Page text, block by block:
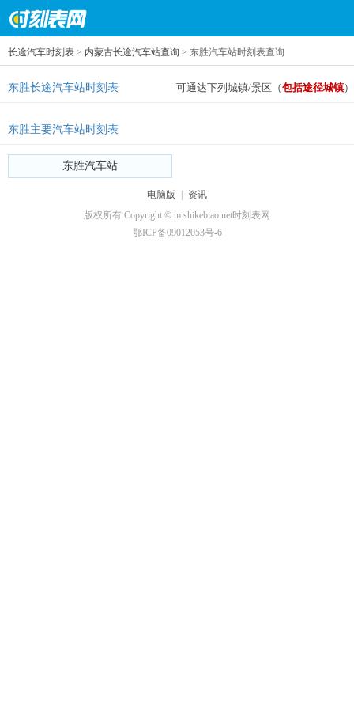
长途汽车时刻表 > 内蒙古长途汽车站查询 > 东胜汽车站时刻表查询
东胜长途汽车站时刻表 可通达下列城镇/景区（包括途径城镇）
东胜主要汽车站时刻表
东胜汽车站
电脑版
资讯
版权所有 Copyright © m.shikebiao.net时刻表网
鄂ICP备09012053号-6